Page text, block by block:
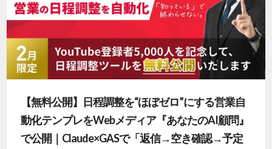
【無料公開】日程調整を“ほぼゼロ”にする営業自
動化テンプレをWebメディア『あなたのAI顧問』
で公開｜Claude×GASで「返信→空き確認→予定